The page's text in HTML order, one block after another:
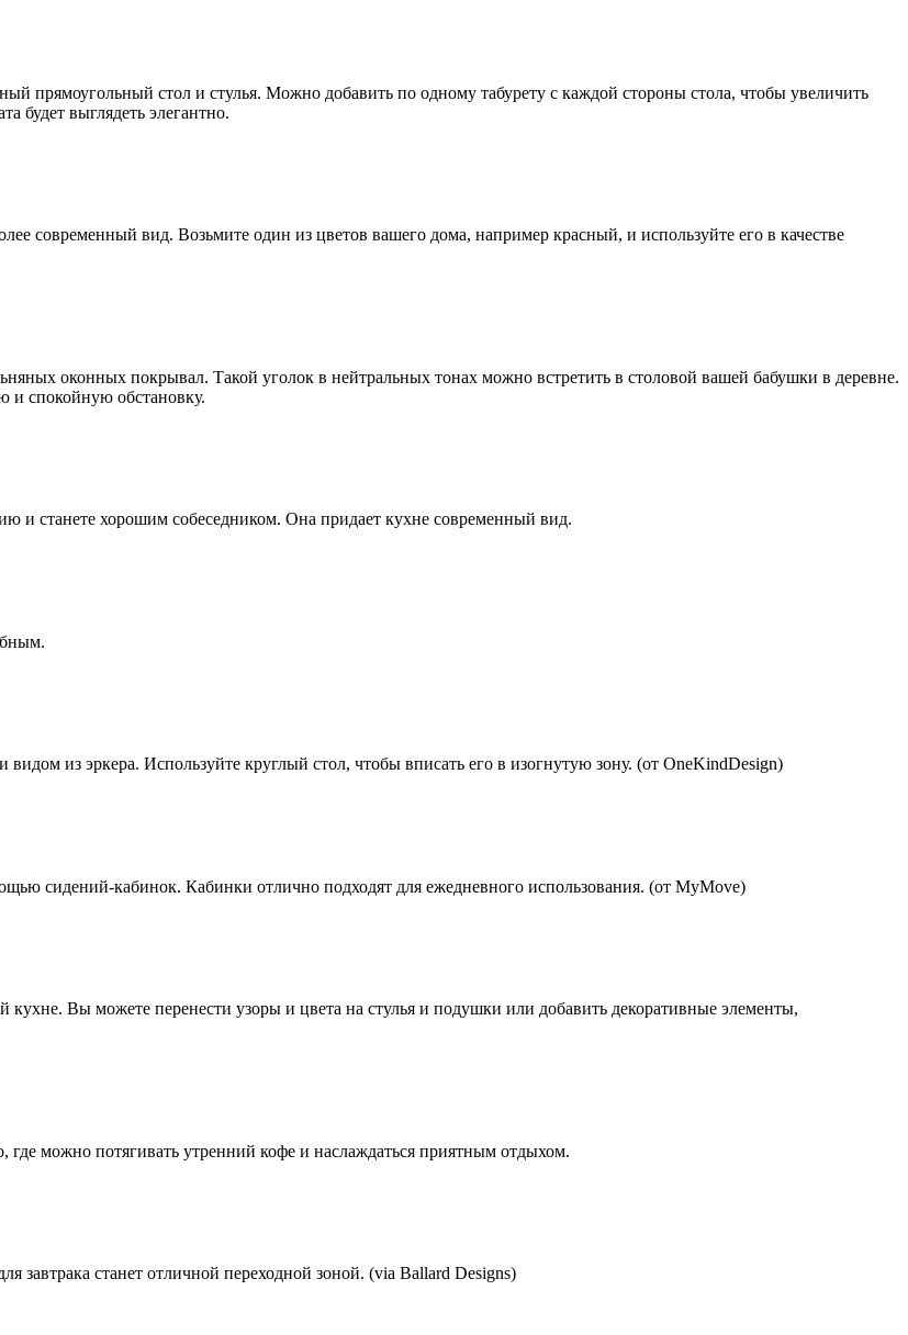
прямоугольный стол и стулья. Можно добавить по одному табурету с каждой стороны стола, чтобы увеличить
будет выглядеть элегантно.
современный вид. Возьмите один из цветов вашего дома, например красный, и используйте его в качестве
оконных покрывал. Такой уголок в нейтральных тонах можно встретить в столовой вашей бабушки в деревне.
и спокойную обстановку.
и станете хорошим собеседником. Она придает кухне современный вид.
из эркера. Используйте круглый стол, чтобы вписать его в изогнутую зону. (от OneKindDesign)
сидений-кабинок. Кабинки отлично подходят для ежедневного использования. (от MyMove)
кухне. Вы можете перенести узоры и цвета на стулья и подушки или добавить декоративные элементы,
можно потягивать утренний кофе и наслаждаться приятным отдыхом.
завтрака станет отличной переходной зоной. (via Ballard Designs)